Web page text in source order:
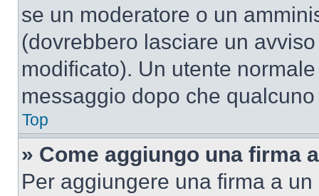
se un moderatore o un
(dovrebbero lasciare un
modificato). Un utente
messaggio dopo che
Top
» Come aggiungo una firma
Per aggiungere una firma a